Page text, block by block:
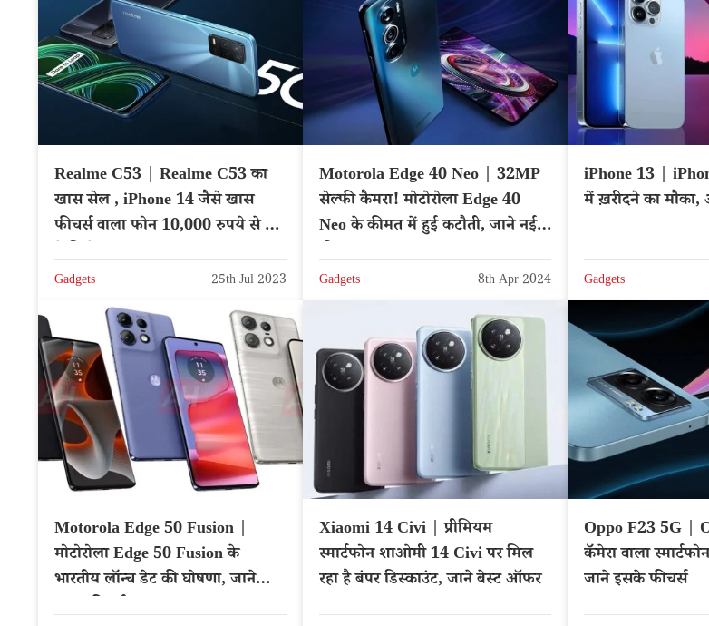
Realme C53 | Realme C53 का
खास सेल , iPhone 14 जैसे खास
फीचर्स वाला फोन 10,000 रुपये से कम
Gadgets 25th Jul 2023
Motorola Edge 40 Neo | 32MP
सेल्फी कैमरा! मोटोरोला Edge 40
Neo के कीमत में हुई कटौती, जाने नई
Gadgets 8th Apr 2024
iPhone 13 |
में ख़रीदने का
Gadgets
Motorola Edge 50 Fusion |
मोटोरोला Edge 50 Fusion के
भारतीय लॉन्च डेट की घोषणा, जाने
Xiaomi 14 Civi | प्रीमियम
स्मार्टफोन शाओमी 14 Civi पर मिल
रहा है बंपर डिस्काउंट, जाने बेस्ट ऑफर
Oppo F23 5G |
कॅमेरा वाला
जाने इसके फीचर्स